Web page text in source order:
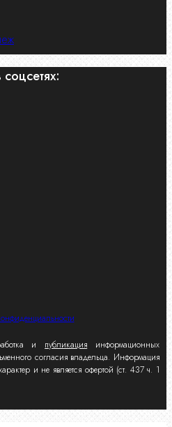
и публикация информационных
согласия владельца. Информация
и не является офертой (ст. 437 ч. 1